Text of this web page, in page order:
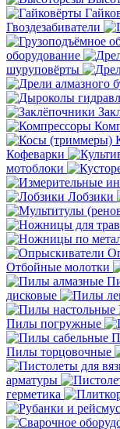
Гвоздезабиватели
оборудование
шуруповёрты
Кофеварки
мотоблоки
Лобзики
Отбойные молотки
дисковые
Пилы погружные
Пилы торцовочные
арматуры
герметика